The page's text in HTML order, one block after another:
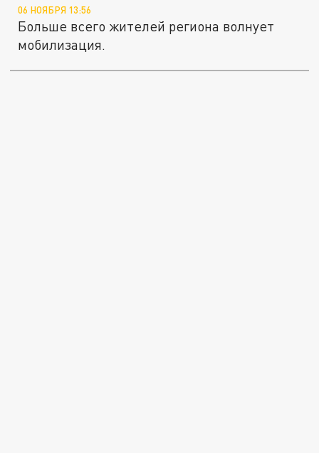
06 НОЯБРЯ 13:56
Больше всего жителей региона волнует
мобилизация.